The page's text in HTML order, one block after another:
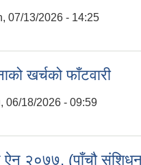
07/13/2026 - 14:25
खर्चको फाँटवारी
06/18/2026 - 09:59
ऐन २०७७, (पाँचौ